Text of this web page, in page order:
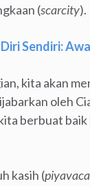
(scarcity).
Sendiri:
kita akan
oleh
berbuat
kasih (piyavaca